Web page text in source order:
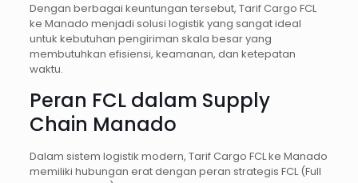
Dengan berbagai keuntungan tersebut, Tarif Cargo FCL
ke Manado menjadi solusi logistik yang sangat ideal
untuk kebutuhan pengiriman skala besar yang
membutuhkan efisiensi, keamanan, dan ketepatan
waktu.
Peran FCL dalam Supply
Chain Manado
Dalam sistem logistik modern, Tarif Cargo FCL ke Manado
memiliki hubungan erat dengan peran strategis FCL (Full